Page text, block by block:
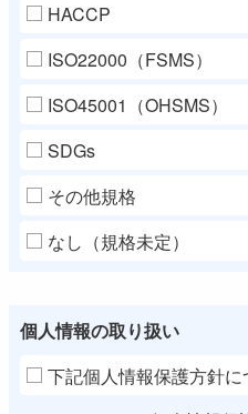
HACCP
ISO22000（FSMS）
ISO45001（OHSMS）
SDGs
その他規格
なし（規格未定）
個人情報の取り扱い
下記個人情報保護方針